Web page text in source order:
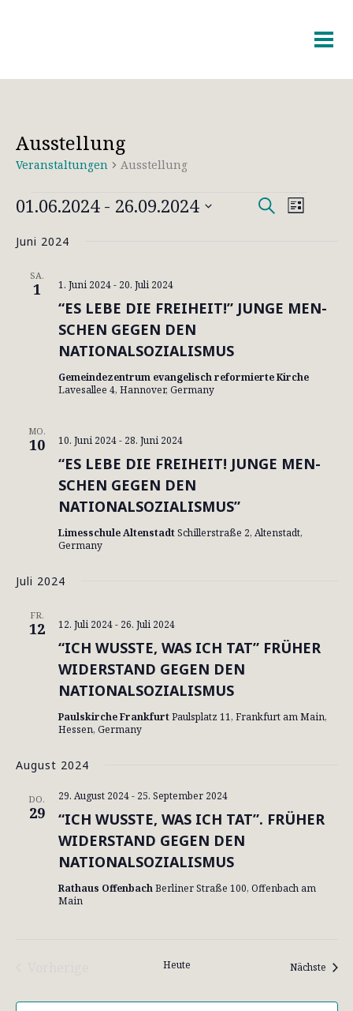
Ausstellung
Veranstaltungen Ausstellung
VERANSTALTUNGENSucheListe
01.06.2024 - 26.09.2024
wählen.
Juni 2024
SA.
1
“ES LE­BE DIE FREI­HEIT!” JUN­GE MEN­
SCHEN GE­GEN DEN
NATIONALSOZIALISMUS
1. Juni 2024- 20. Juli 2024
Gemeindezentrum evangelisch reformierte Kirche
Lavesallee 4, Hannover, Germany
MO.
10
“ES LE­BE DIE FREI­HEIT! JUN­GE MEN­
SCHEN GE­GEN DEN
NATIONALSOZIALISMUS”
10. Juni 2024- 28. Juni 2024
Limesschule AltenstadtSchillerstraße 2, Altenstadt,
Germany
Juli 2024
FR.
12
“ICH WUSS­TE, WAS ICH TAT” FRÜ­HER
WI­DER­STAND GE­GEN DEN
NATIONALSOZIALISMUS
12. Juli 2024- 26. Juli 2024
Paulskirche FrankfurtPaulsplatz 11, Frankfurt am Main,
Hessen, Germany
August 2024
DO.
29
“ICH WUSS­TE, WAS ICH TAT”. FRÜ­HER
WI­DER­STAND GE­GEN DEN
NATIONALSOZIALISMUS
29. August 2024- 25. September 2024
Rathaus OffenbachBerliner Straße 100, Offenbach am
Main
Heute Nächste